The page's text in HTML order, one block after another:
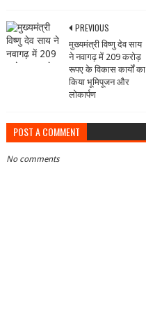
PREVIOUS
मुख्यमंत्री विष्णु देव साय
ने नवागढ़ में 209 करोड़
रूपए के विकास कार्यों का
किया भूमिपूजन और
लोकार्पण
POST A COMMENT
No comments